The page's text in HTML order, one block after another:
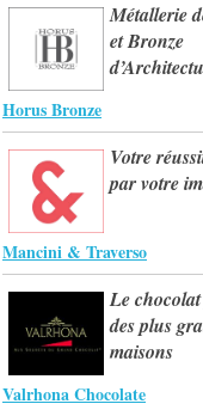
Métallerie
et Bronze
Horus Bronze
Votre
par votre
Mancini & Traverso
Le
des plus
maisons
Valrhona Chocolate